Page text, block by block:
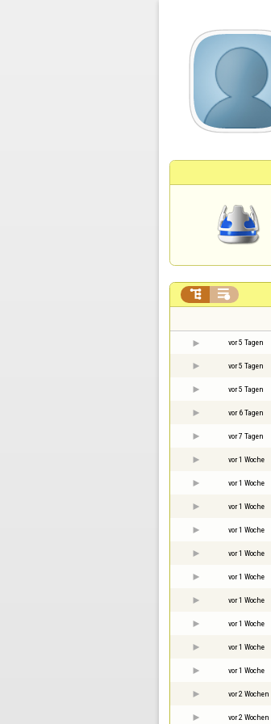
 
vor 5 Tagen
vor 5 Tagen
vor 5 Tagen
vor 6 Tagen
vor 7 Tagen
vor 1 Woche
vor 1 Woche
vor 1 Woche
vor 1 Woche
vor 1 Woche
vor 1 Woche
vor 1 Woche
vor 1 Woche
vor 1 Woche
vor 1 Woche
vor 2 Wochen
vor 2 Wochen